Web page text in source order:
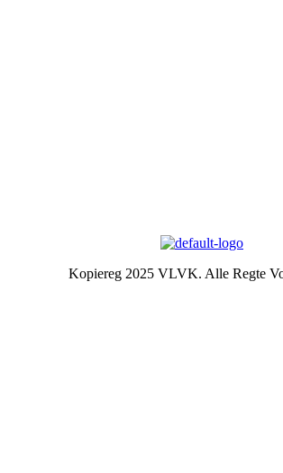
Kopiereg 2025 VLVK. Alle Regte